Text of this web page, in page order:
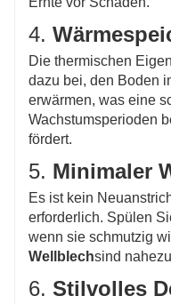
4.
Die thermischen
dazu bei, den Boden
erwärmen, was eine
Wachstumsperioden
fördert.
5. Minimaler
Es ist kein
erforderlich. Spülen
wenn sie schmutzig
Wellblechsind
6. Stilvolles